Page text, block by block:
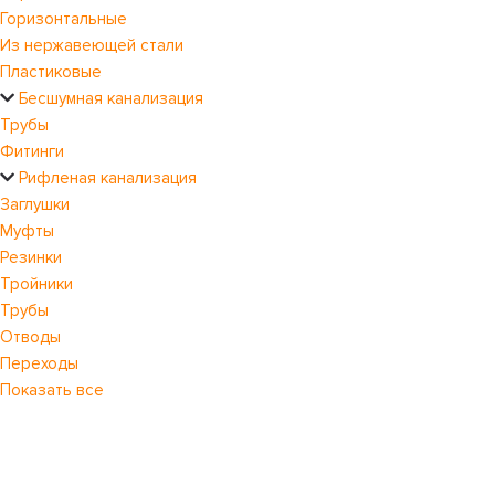
Горизонтальные
Из нержавеющей стали
Пластиковые
Бесшумная канализация
Трубы
Фитинги
Рифленая канализация
Заглушки
Муфты
Резинки
Тройники
Трубы
Отводы
Переходы
Показать все